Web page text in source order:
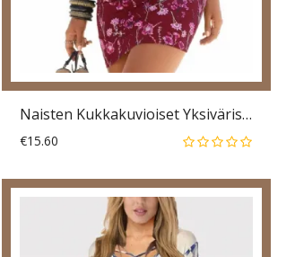
Naisten Kukkakuvioiset Yksiväriset Hihattomat Vapaa-Ajan Mekot
€15.60